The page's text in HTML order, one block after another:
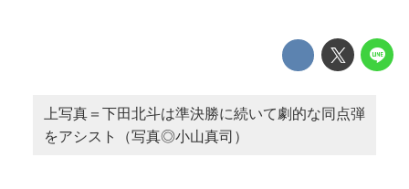
上写真＝下田北斗は準決勝に続いて劇的な同点弾
をアシスト（写真◎小山真司）